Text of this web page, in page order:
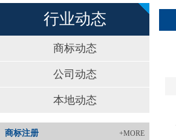
行业动态
商标动态
公司动态
本地动态
+MORE
商标注册